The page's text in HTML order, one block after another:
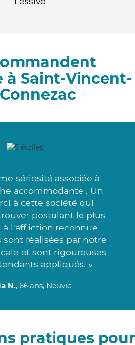
à Saint-Vincent-
sériosité associée à
accommodante . Un
à cette société qui
postulant le plus
à l'affliction reconnue.
sont réalisées par notre
et sont rigoureuses
appliqués. »
N., 66 ans, Neuvic
pratiques pour